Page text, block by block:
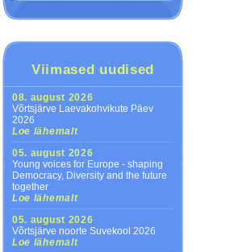
Viimased uudised
08. august 2026
Võrtsjärve Laevakohvikute Päev
2026
Loe lähemalt
05. august 2026
Young voices for Europe - shaping
Democracy, Diversity and the future
together
Loe lähemalt
05. august 2026
Võrtsjärve noorte Suvekool 2026
Loe lähemalt